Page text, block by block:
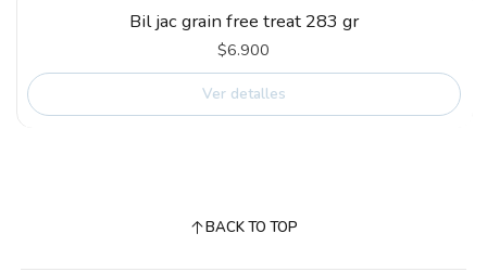
Bil jac grain free treat 283 gr
$6.900
Ver detalles
BACK TO TOP